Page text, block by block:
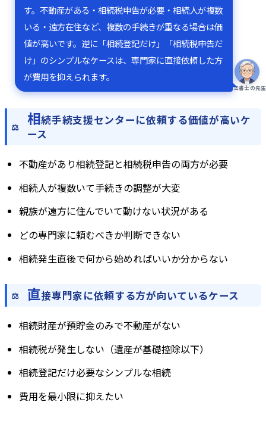
司法書士の先生
す。不動産がある・相続税申告が必要・相続人が複数
いる・遠方在住など、複数の手続きが重なる場合は価
値が高いです。逆に「相続登記だけ」「相続税申告だ
け」のシンプルなケースは、専門家に直接依頼した方
が費用を抑えられます。
相続手続支援センターに依頼する価値が高いケ
ース
不動産があり相続登記と相続税申告の両方が必要
相続人が複数いて手続きの調整が大変
親族が遠方に住んでいて動けない状況がある
どの専門家に頼むべきか判断できない
相続発生直後で何から始めればいいか分からない
直接専門家に依頼する方が向いているケース
相続財産が預貯金のみで不動産がない
相続税が発生しない（遺産が基礎控除以下）
相続登記だけ必要なシンプルな相続
費用を最小限に抑えたい